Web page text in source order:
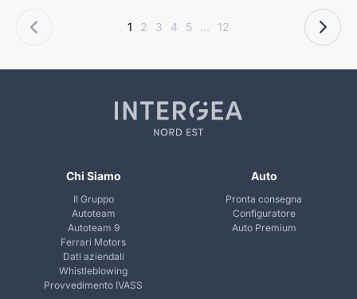
1 2 3 4 5 ... 12
Chi Siamo
Il Gruppo
Autoteam
Autoteam 9
Ferrari Motors
Dati aziendali
Whistleblowing
Provvedimento IVASS
Auto
Pronta consegna
Configuratore
Auto Premium